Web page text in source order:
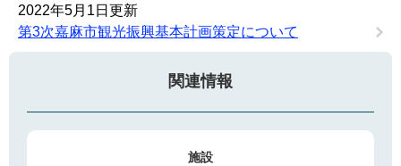
2022年5月1日更新
第3次嘉麻市観光振興基本計画策定について
関連情報
施設